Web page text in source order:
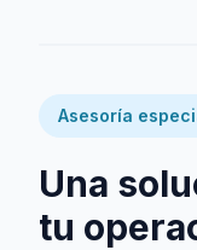
Asesoría
Una
tu